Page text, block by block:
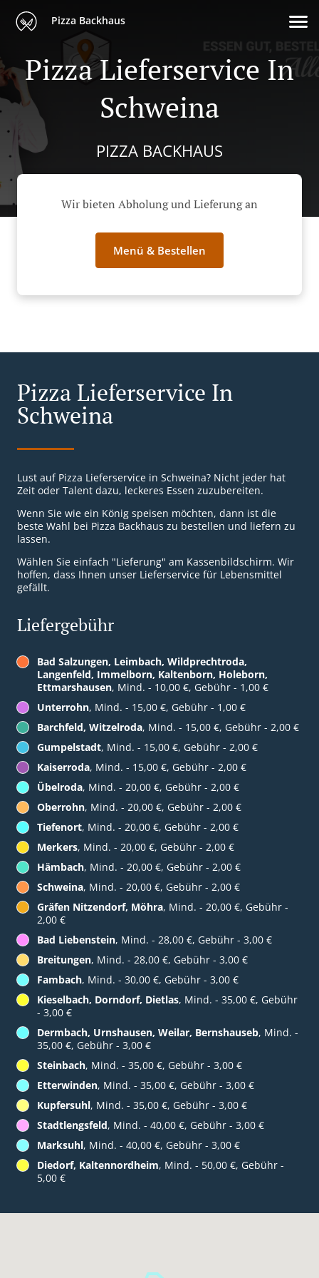
Pizza Backhaus
Pizza Lieferservice In
Schweina
PIZZA BACKHAUS
Wir bieten Abholung und Lieferung an
Menü & Bestellen
Pizza Lieferservice In
Schweina
Lust auf Pizza Lieferservice in Schweina? Nicht jeder hat
Zeit oder Talent dazu, leckeres Essen zuzubereiten.
Wenn Sie wie ein König speisen möchten, dann ist die
beste Wahl bei Pizza Backhaus zu bestellen und liefern zu
lassen.
Wählen Sie einfach "Lieferung" am Kassenbildschirm. Wir
hoffen, dass Ihnen unser Lieferservice für Lebensmittel
gefällt.
Liefergebühr
Bad Salzungen, Leimbach, Wildprechtroda,
Langenfeld, Immelborn, Kaltenborn, Holeborn,
Ettmarshausen, Mind. - 10,00 €, Gebühr - 1,00 €
Unterrohn, Mind. - 15,00 €, Gebühr - 1,00 €
Barchfeld, Witzelroda, Mind. - 15,00 €, Gebühr - 2,00 €
Gumpelstadt, Mind. - 15,00 €, Gebühr - 2,00 €
Kaiserroda, Mind. - 15,00 €, Gebühr - 2,00 €
Übelroda, Mind. - 20,00 €, Gebühr - 2,00 €
Oberrohn, Mind. - 20,00 €, Gebühr - 2,00 €
Tiefenort, Mind. - 20,00 €, Gebühr - 2,00 €
Merkers, Mind. - 20,00 €, Gebühr - 2,00 €
Hämbach, Mind. - 20,00 €, Gebühr - 2,00 €
Schweina, Mind. - 20,00 €, Gebühr - 2,00 €
Gräfen Nitzendorf, Möhra, Mind. - 20,00 €, Gebühr -
2,00 €
Bad Liebenstein, Mind. - 28,00 €, Gebühr - 3,00 €
Breitungen, Mind. - 28,00 €, Gebühr - 3,00 €
Fambach, Mind. - 30,00 €, Gebühr - 3,00 €
Kieselbach, Dorndorf, Dietlas, Mind. - 35,00 €, Gebühr
- 3,00 €
Dermbach, Urnshausen, Weilar, Bernshauseb, Mind. -
35,00 €, Gebühr - 3,00 €
Steinbach, Mind. - 35,00 €, Gebühr - 3,00 €
Etterwinden, Mind. - 35,00 €, Gebühr - 3,00 €
Kupfersuhl, Mind. - 35,00 €, Gebühr - 3,00 €
Stadtlengsfeld, Mind. - 40,00 €, Gebühr - 3,00 €
Marksuhl, Mind. - 40,00 €, Gebühr - 3,00 €
Diedorf, Kaltennordheim, Mind. - 50,00 €, Gebühr -
5,00 €